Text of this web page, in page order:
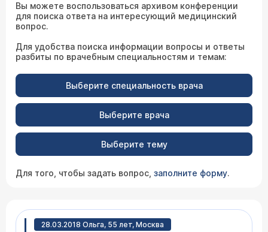
Вы можете воспользоваться архивом конференции
для поиска ответа на интересующий медицинский
вопрос.
Для удобства поиска информации вопросы и ответы
разбиты по врачебным специальностям и темам:
Выберите специальность врача
Выберите врача
Выберите тему
Для того, чтобы задать вопрос, заполните форму.
28.03.2018 Ольга, 55 лет, Москва